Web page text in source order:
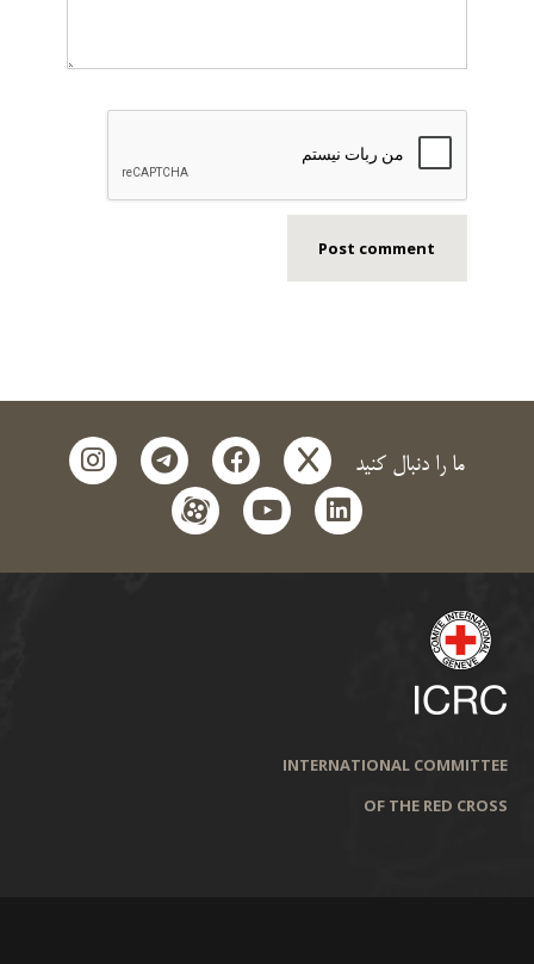
ما را دنبال کنید x
facebook
telegram
instagram
linkedin
youtube
aparat
INTERNATIONAL COMMITTEE
OF THE RED CROSS